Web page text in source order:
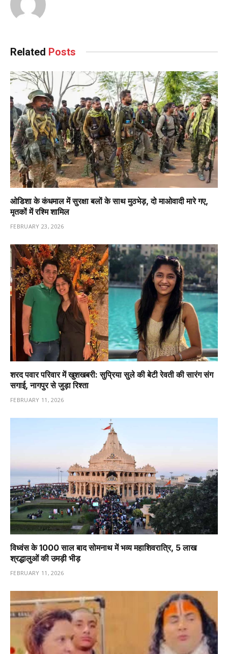
Related Posts
ओडिशा के कंधमाल में सुरक्षा बलों के साथ मुठभेड़, दो माओवादी मारे गए,
मृतकों में रश्मि शामिल
FEBRUARY 23, 2026
शरद पवार परिवार में खुशखबरी: सुप्रिया सुले की बेटी रेवती की सारंग संग
सगाई, नागपुर से जुड़ा रिश्ता
FEBRUARY 11, 2026
विध्वंस के 1000 साल बाद सोमनाथ में भव्य महाशिवरात्रि, 5 लाख
श्रद्धालुओं की उमड़ी भीड़
FEBRUARY 11, 2026